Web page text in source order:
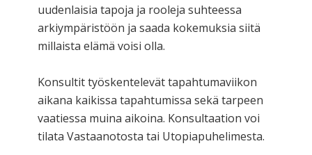
uudenlaisia tapoja ja rooleja suhteessa
arkiympäristöön ja saada kokemuksia siitä
millaista elämä voisi olla.
Konsultit työskentelevät tapahtumaviikon
aikana kaikissa tapahtumissa sekä tarpeen
vaatiessa muina aikoina. Konsultaation voi
tilata Vastaanotosta tai Utopiapuhelimesta.